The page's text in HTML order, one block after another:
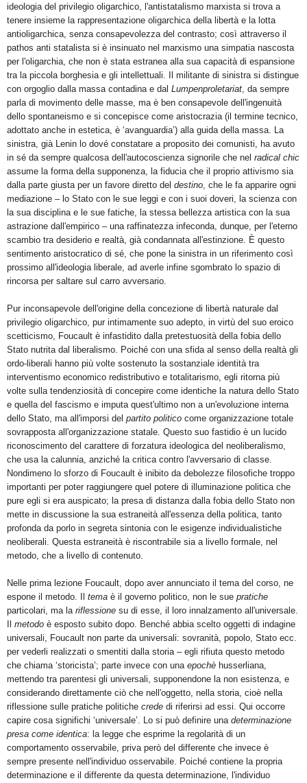
ideologia del privilegio oligarchico, l'antistatalismo marxista si trova a
tenere insieme la rappresentazione oligarchica della libertà e la lotta
antioligarchica, senza consapevolezza del contrasto; così attraverso il
pathos anti statalista si è insinuato nel marxismo una simpatia nascosta
per l'oligarchia, che non è stata estranea alla sua capacità di espansione
tra la piccola borghesia e gli intellettuali. Il militante di sinistra si distingue
con orgoglio dalla massa contadina e dal Lumpenproletariat, da sempre
parla di movimento delle masse, ma è ben consapevole dell'ingenuità
dello spontaneismo e si concepisce come aristocrazia (il termine tecnico,
adottato anche in estetica, è ‘avanguardia’) alla guida della massa. La
sinistra, già Lenin lo dové constatare a proposito dei comunisti, ha avuto
in sé da sempre qualcosa dell'autocoscienza signorile che nel radical chic
assume la forma della supponenza, la fiducia che il proprio attivismo sia
dalla parte giusta per un favore diretto del destino, che le fa apparire ogni
mediazione – lo Stato con le sue leggi e con i suoi doveri, la scienza con
la sua disciplina e le sue fatiche, la stessa bellezza artistica con la sua
astrazione dall'empirico – una raffinatezza infeconda, dunque, per l'eterno
scambio tra desiderio e realtà, già condannata all'estinzione. È questo
sentimento aristocratico di sé, che pone la sinistra in un riferimento così
prossimo all'ideologia liberale, ad averle infine sgombrato lo spazio di
rincorsa per saltare sul carro avversario.
Pur inconsapevole dell'origine della concezione di libertà naturale dal
privilegio oligarchico, pur intimamente suo adepto, in virtù del suo eroico
scetticismo, Foucault è infastidito dalla pretestuosità della fobia dello
Stato nutrita dal liberalismo. Poiché con una sfida al senso della realtà gli
ordo-liberali hanno più volte sostenuto la sostanziale identità tra
interventismo economico redistributivo e totalitarismo, egli ritorna più
volte sulla tendenziosità di concepire come identiche la natura dello Stato
e quella del fascismo e imputa quest'ultimo non a un'evoluzione interna
dello Stato, ma all'imporsi del partito politico come organizzazione totale
sovrapposta all'organizzazione statale. Questo suo fastidio è un lucido
riconoscimento del carattere di forzatura ideologica del neoliberalismo,
che usa la calunnia, anziché la critica contro l'avversario di classe.
Nondimeno lo sforzo di Foucault è inibito da debolezze filosofiche troppo
importanti per poter raggiungere quel potere di illuminazione politica che
pure egli si era auspicato; la presa di distanza dalla fobia dello Stato non
mette in discussione la sua estraneità all'essenza della politica, tanto
profonda da porlo in segreta sintonia con le esigenze individualistiche
neoliberali. Questa estraneità è riscontrabile sia a livello formale, nel
metodo, che a livello di contenuto.
Nelle prima lezione Foucault, dopo aver annunciato il tema del corso, ne
espone il metodo. Il tema è il governo politico, non le sue pratiche
particolari, ma la riflessione su di esse, il loro innalzamento all'universale.
metodo è esposto subito dopo. Benché abbia scelto oggetti di indagine
universali, Foucault non parte da universali: sovranità, popolo, Stato ecc.
per vederli realizzati o smentiti dalla storia – egli rifiuta questo metodo
che chiama ‘storicista’; parte invece con una epochè husserliana,
mettendo tra parentesi gli universali, supponendone la non esistenza, e
considerando direttamente ciò che nell'oggetto, nella storia, cioè nella
riflessione sulle pratiche politiche crede di riferirsi ad essi. Qui occorre
capire cosa significhi ‘universale’. Lo si può definire una determinazione
presa come identica: la legge che esprime la regolarità di un
comportamento osservabile, priva però del differente che invece è
sempre presente nell'individuo osservabile. Poiché contiene la propria
determinazione e il differente da questa determinazione, l'individuo